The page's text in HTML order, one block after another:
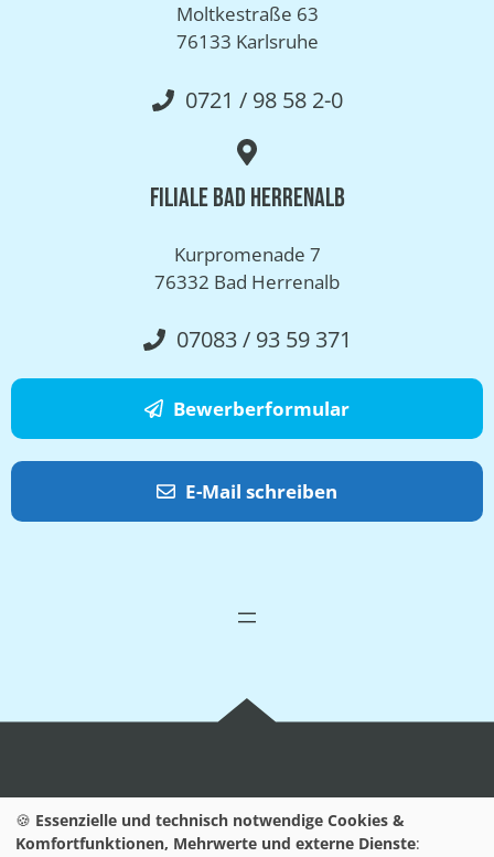
Moltkestraße 63
76133 Karlsruhe
0721 / 98 58 2-0
Filiale Bad Herrenalb
Kurpromenade 7
76332 Bad Herrenalb
07083 / 93 59 371
Bewerberformular
E-Mail schreiben
Wir sind Ihr Partner für Jobsrund um die
Technologieregion Karlsruhe und in ganz Baden-
🍪 Essenzielle und technisch notwendige Cookies &
Komfortfunktionen, Mehrwerte und externe Dienste: